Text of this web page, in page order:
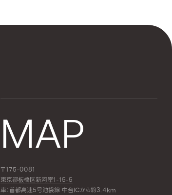
MAP
〒175-0081
東京都板橋区新河岸1-15-5
車：首都高速5号池袋線 中台ICから約3.4km